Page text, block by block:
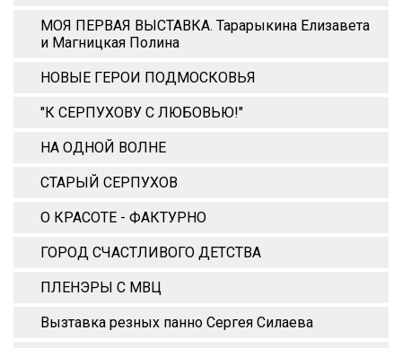
МОЯ ПЕРВАЯ ВЫСТАВКА. Тарарыкина Елизавета
и Магницкая Полина
НОВЫЕ ГЕРОИ ПОДМОСКОВЬЯ
"К СЕРПУХОВУ С ЛЮБОВЬЮ!"
НА ОДНОЙ ВОЛНЕ
СТАРЫЙ СЕРПУХОВ
О КРАСОТЕ - ФАКТУРНО
ГОРОД СЧАСТЛИВОГО ДЕТСТВА
ПЛЕНЭРЫ С МВЦ
Вызтавка резных панно Сергея Силаева